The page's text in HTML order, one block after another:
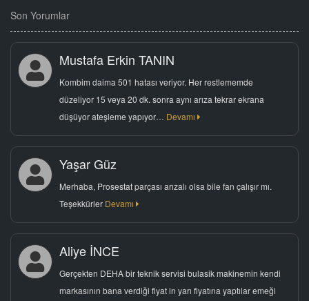
Son Yorumlar
Mustafa Erkin TANIN
Kombim daima 501 hatası veriyor. Her restlememde
düzeliyor 15 veya 20 dk. sonra aynı arıza tekrar ekrana
düşüyor ateşleme yapıyor… Devamı
Yaşar Güz
Merhaba, Prosestat parçası arızalı olsa bile fan çalışır mı.
Teşekkürler Devamı
Aliye İNCE
Gerçekten DEHA bir teknik servisi bulasik makinemin kendi
markasının bana verdiği fiyat in yarı fiyatına yaptılar emeği